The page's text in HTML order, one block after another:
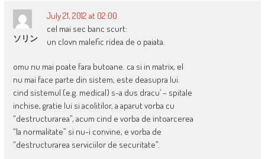
ソリン
July 21, 2012 at 02:00
cel mai sec banc scurt:
un clovn malefic ridea de o paiata.
omu nu mai poate fara butoane. ca si in matrix, el
nu mai face parte din sistem, este deasupra lui.
cind sistemul (e.g. medical) s-a dus dracu’ – spitale
inchise, gratie lui si acolitilor, a aparut vorba cu
“destructurarea”, acum cind e vorba de intoarcerea
“la normalitate” si nu-i convine, e vorba de
“destructurarea serviciilor de securitate”.